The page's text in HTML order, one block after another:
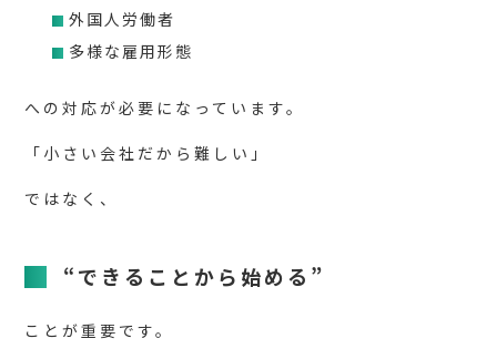
外国人労働者
多様な雇用形態
への対応が必要になっています。
「小さい会社だから難しい」
ではなく、
“できることから始める”
ことが重要です。